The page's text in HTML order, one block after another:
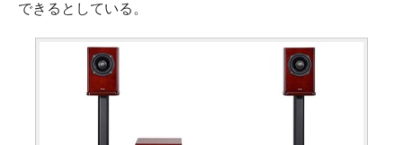
できるとしている。